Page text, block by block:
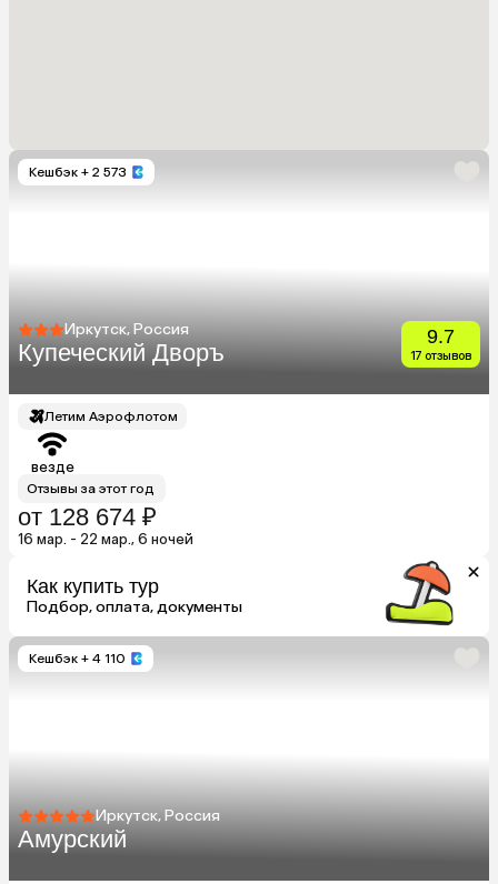
Кешбэк + 2 573
Иркутск, Россия
Купеческий Дворъ
9.7
17 отзывов
Летим Аэрофлотом
везде
Отзывы за этот год
от 128 674 ₽
16 мар. - 22 мар., 6 ночей
Как купить тур
Подбор, оплата, документы
Кешбэк + 4 110
Иркутск, Россия
Амурский